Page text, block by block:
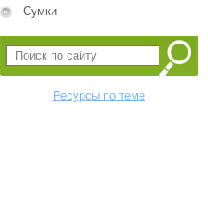
Сумки
Ресурсы по теме